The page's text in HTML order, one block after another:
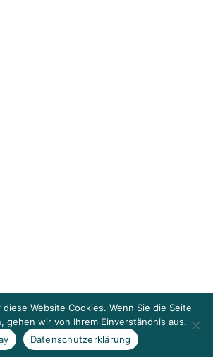
Website Cookies. Wenn Sie die Seite
gehen wir von Ihrem Einverständnis aus.
Datenschutzerklärung